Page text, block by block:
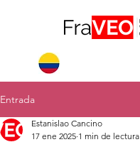
Entrada
Estanislao Cancino
17 ene 2025 1 min de lectura